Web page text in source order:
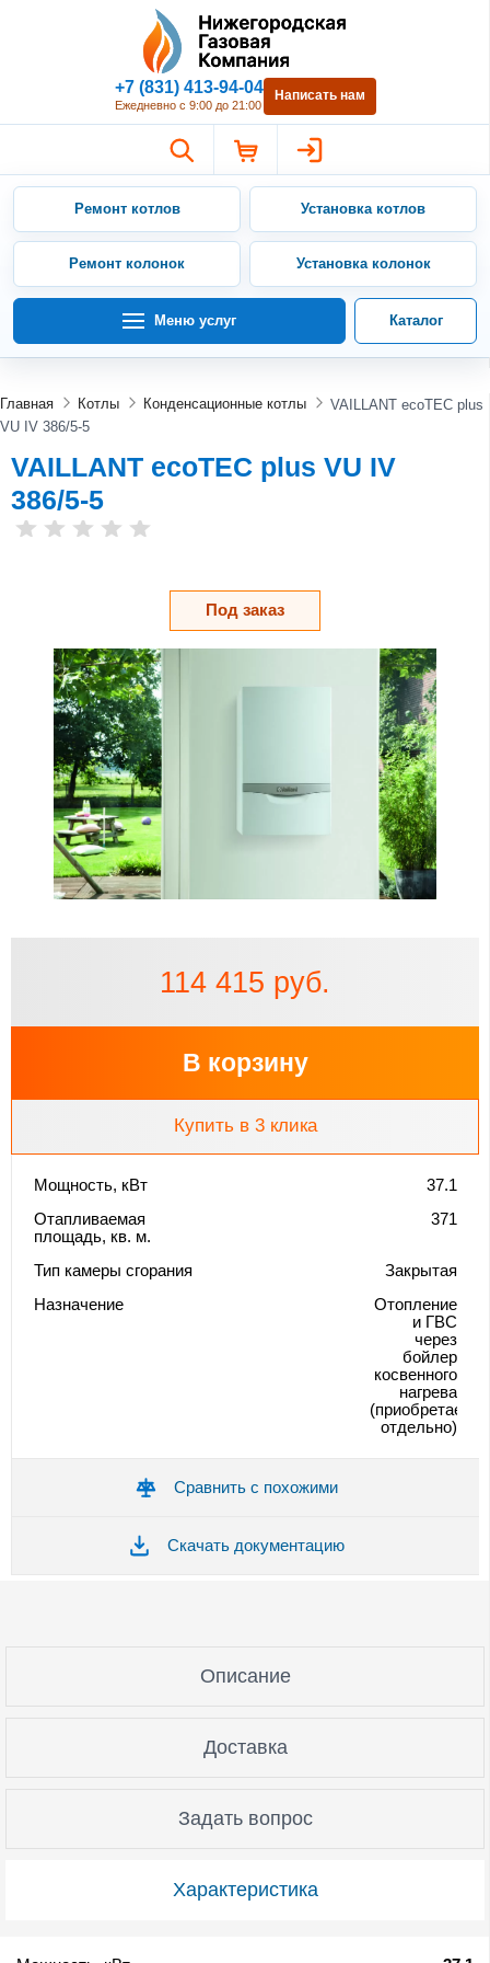
Нижегородская Газовая
+7 (831) 413-94-04
Ежедневно с 9:00 до 21:00
Написать нам
Ремонт котлов Установка котлов
Ремонт колонок Установка колонок
Меню услуг Каталог
Главная Котлы Конденсационные котлы
VAILLANT ecoTEC plus
VU IV 386/5-5
VAILLANT ecoTEC plus VU IV
386/5-5
Под заказ
114 415 руб.
В корзину
Купить в 3 клика
Мощность, кВт
37.1
Отапливаемая
площадь, кв. м.
371
Тип камеры сгорания
Закрытая
Назначение
Отопление
и ГВС
через
бойлер
косвенного
нагрева
(приобретается
отдельно)
Сравнить с похожими
Скачать документацию
Характеристика
Описание
Доставка
Задать вопрос